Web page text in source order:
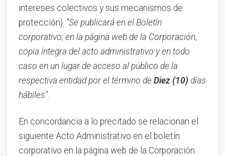
intereses colectivos y sus mecanismos de
protección). “Se publicará en el Boletín
corporativo; en la página web de la Corporación,
copia íntegra del acto administrativo y en todo
caso en un lugar de acceso al público de la
respectiva entidad por el término de Diez (10) días
hábiles”.
En concordancia a lo precitado se relacionan el
siguiente Acto Administrativo en el boletín
corporativo en la página web de la Corporación.